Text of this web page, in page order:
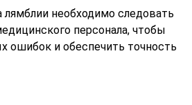
лямблии необходимо следовать
персонала, чтобы
ошибок и обеспечить точность